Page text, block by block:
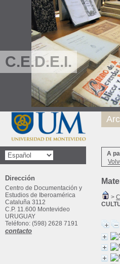
C.E.D.E.I.
A
>
Dirección
Centro de Documentación y
Estudios de Iberoamérica
Cataluña 3112
C.P. 11.600 Montevideo
URUGUAY
Teléfono: (598) 2628 7191
contacto